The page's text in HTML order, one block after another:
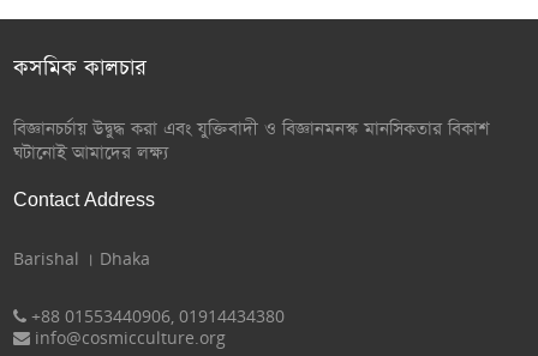
কসমিক কালচার
বিজ্ঞানচর্চায় উদ্বুদ্ধ করা এবং যুক্তিবাদী ও বিজ্ঞানমনস্ক মানসিকতার বিকাশ
ঘটানোই আমাদের লক্ষ্য
Contact Address
Barishal । Dhaka
+88 01553440906, 01914434380
info@cosmicculture.org